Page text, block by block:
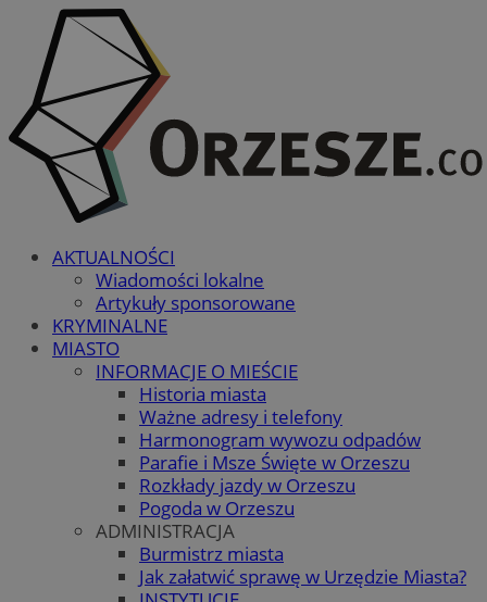
AKTUALNOŚCI
Wiadomości lokalne
Artykuły sponsorowane
KRYMINALNE
MIASTO
INFORMACJE O MIEŚCIE
Historia miasta
Ważne adresy i telefony
Harmonogram wywozu odpadów
Parafie i Msze Święte w Orzeszu
Rozkłady jazdy w Orzeszu
Pogoda w Orzeszu
ADMINISTRACJA
Burmistrz miasta
Jak załatwić sprawę w Urzędzie Miasta?